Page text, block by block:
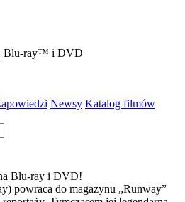
Blu-ray™ i DVD
Newsy Katalog filmów
Blu-ray i DVD!
powraca do magazynu „Runway”